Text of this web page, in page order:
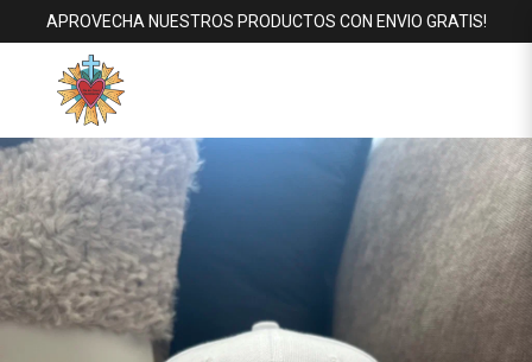
APROVECHA NUESTROS PRODUCTOS CON ENVIO GRATIS!